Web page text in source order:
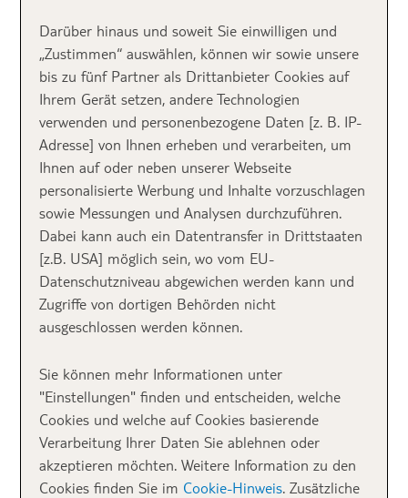
Karte
Darüber hinaus und soweit Sie einwilligen und
„Zustimmen“ auswählen, können wir sowie unsere
bis zu fünf Partner als Drittanbieter Cookies auf
Ihrem Gerät setzen, andere Technologien
verwenden und personenbezogene Daten [z. B. IP-
Adresse] von Ihnen erheben und verarbeiten, um
Ihnen auf oder neben unserer Webseite
personalisierte Werbung und Inhalte vorzuschlagen
sowie Messungen und Analysen durchzuführen.
Dabei kann auch ein Datentransfer in Drittstaaten
[z.B. USA] möglich sein, wo vom EU-
Datenschutzniveau abgewichen werden kann und
Zugriffe von dortigen Behörden nicht
ausgeschlossen werden können.
Sie können mehr Informationen unter
"Einstellungen" finden und entscheiden, welche
Cookies und welche auf Cookies basierende
Verarbeitung Ihrer Daten Sie ablehnen oder
akzeptieren möchten. Weitere Information zu den
Cookies finden Sie im Cookie-Hinweis. Zusätzliche